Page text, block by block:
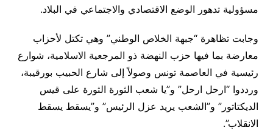
مسؤولية تدهور الوضع الاقتصادي والاجتماعي في البلاد.
وجابت تظاهرة “جبهة الخلاص الوطني” وهي تكتل لأحزاب
معارضة بما فيها حزب النهضة ذو المرجعية الاسلامية، شوارع
رئيسية في العاصمة تونس وصولاً إلى شارع الحبيب بورقيبة،
ورددوا “ارحل ارحل” و”يا شعب الثورة الثورة على قيس
الديكتاتور” و”الشعب يريد عزل الرئيس” و”يسقط يسقط
الانقلاب”.